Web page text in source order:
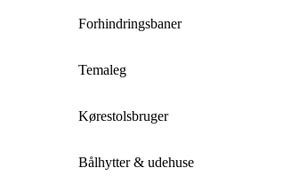
Forhindringsbaner
Temaleg
Kørestolsbruger
Bålhytter & udehuse